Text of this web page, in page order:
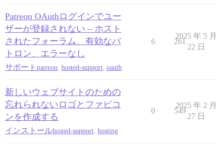
Patreon OAuthログインでユー
ザーが登録されない – ホスト
されたフォーラム、有効なパ
トロン、エラーなし
サポート patreon hosted-support oauth
6 261
2025 年 5 月
22 日
新しいウェブサイトのための
忘れられないロゴとファビコ
ンを作成する
インストールhosted-support hosting
0 549
2025 年 2 月
27 日